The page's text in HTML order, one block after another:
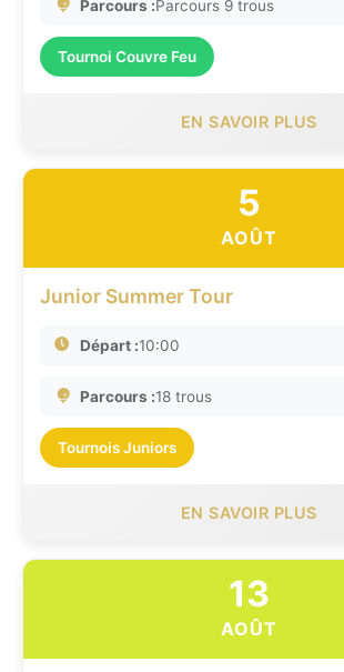
Parcours :Parcours 9 trous
Tournoi Couvre Feu
EN SAVOIR PLUS
5
AOÛT
Junior Summer Tour
Départ :10:00
Parcours :18 trous
Tournois Juniors
EN SAVOIR PLUS
13
AOÛT